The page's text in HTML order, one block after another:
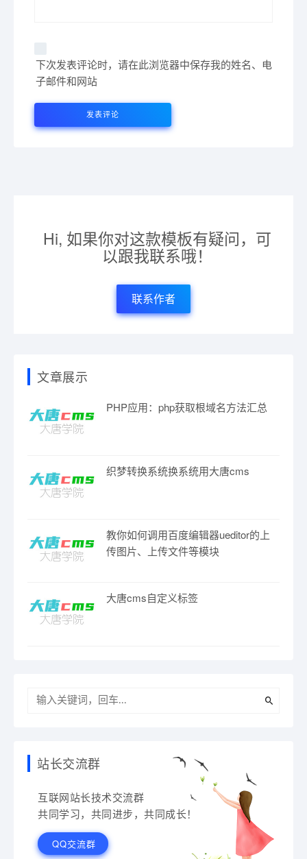
下次发表评论时，请在此浏览器中保存我的姓名、电
子邮件和网站
Hi, 如果你对这款模板有疑问，可
以跟我联系哦！
联系作者
文章展示
PHP应用：php获取根域名方法汇总
织梦转换系统换系统用大唐cms
教你如何调用百度编辑器ueditor的上
传图片、上传文件等模块
大唐cms自定义标签
站长交流群
互联网站长技术交流群
共同学习，共同进步，共同成长！
QQ交流群